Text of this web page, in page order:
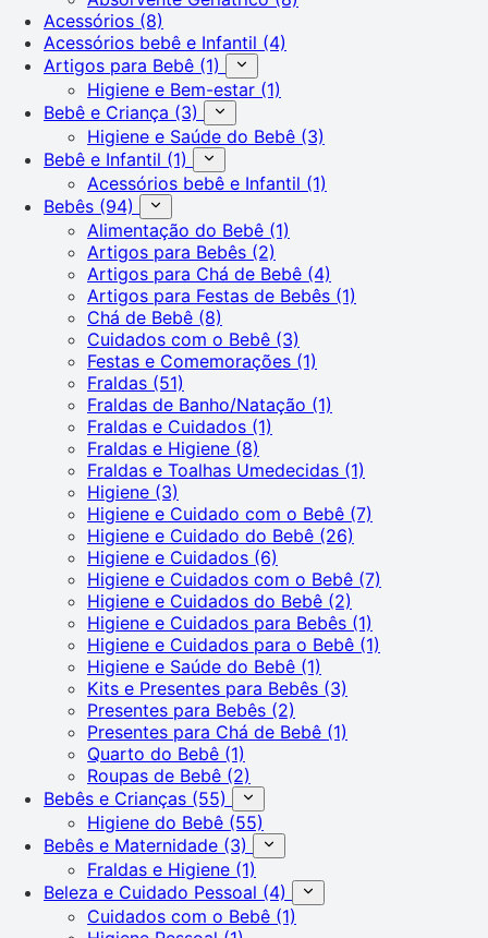
Acessórios (8)
Acessórios bebê e Infantil (4)
Artigos para Bebê (1)
Higiene e Bem-estar (1)
Bebê e Criança (3)
Higiene e Saúde do Bebê (3)
Bebê e Infantil (1)
Acessórios bebê e Infantil (1)
Bebês (94)
Alimentação do Bebê (1)
Artigos para Bebês (2)
Artigos para Chá de Bebê (4)
Artigos para Festas de Bebês (1)
Chá de Bebê (8)
Cuidados com o Bebê (3)
Festas e Comemorações (1)
Fraldas (51)
Fraldas de Banho/Natação (1)
Fraldas e Cuidados (1)
Fraldas e Higiene (8)
Fraldas e Toalhas Umedecidas (1)
Higiene (3)
Higiene e Cuidado com o Bebê (7)
Higiene e Cuidado do Bebê (26)
Higiene e Cuidados (6)
Higiene e Cuidados com o Bebê (7)
Higiene e Cuidados do Bebê (2)
Higiene e Cuidados para Bebês (1)
Higiene e Cuidados para o Bebê (1)
Higiene e Saúde do Bebê (1)
Kits e Presentes para Bebês (3)
Presentes para Bebês (2)
Presentes para Chá de Bebê (1)
Quarto do Bebê (1)
Roupas de Bebê (2)
Bebês e Crianças (55)
Higiene do Bebê (55)
Bebês e Maternidade (3)
Fraldas e Higiene (1)
Beleza e Cuidado Pessoal (4)
Cuidados com o Bebê (1)